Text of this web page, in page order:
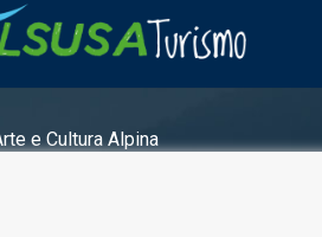
e Cultura Alpina